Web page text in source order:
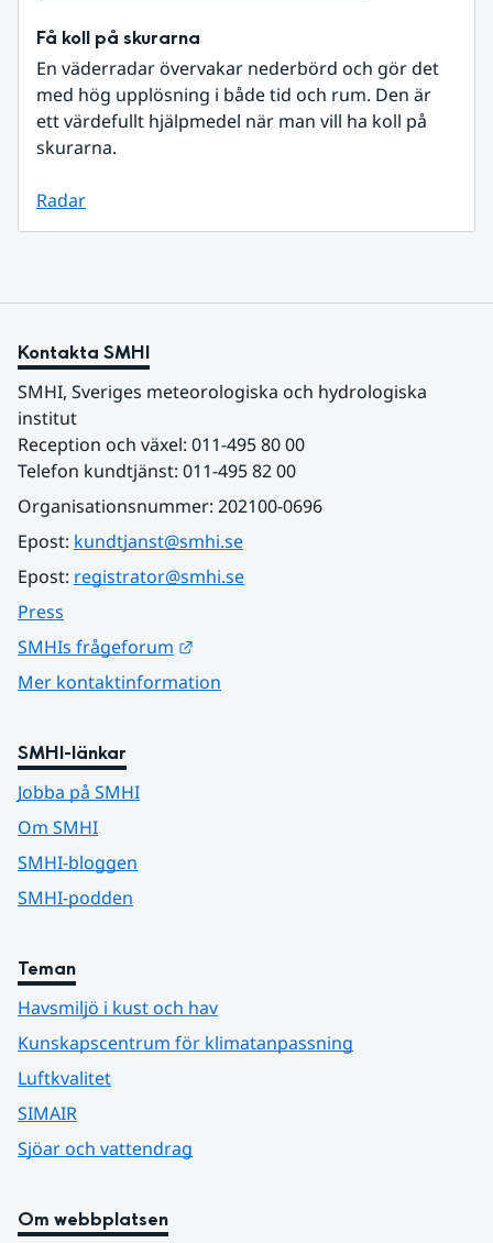
Få koll på skurarna
En väderradar övervakar nederbörd och gör det
med hög upplösning i både tid och rum. Den är
ett värdefullt hjälpmedel när man vill ha koll på
skurarna.
Radar
Kontakta SMHI
SMHI, Sveriges meteorologiska och hydrologiska
institut
Reception och växel: 011-495 80 00
Telefon kundtjänst: 011-495 82 00
Organisationsnummer: 202100-0696
Epost: kundtjanst@smhi.se
Epost: registrator@smhi.se
Press
SMHIs frågeforum
Mer kontaktinformation
SMHI-länkar
Jobba på SMHI
Om SMHI
SMHI-bloggen
SMHI-podden
Teman
Havsmiljö i kust och hav
Kunskapscentrum för klimatanpassning
Luftkvalitet
SIMAIR
Sjöar och vattendrag
Om webbplatsen